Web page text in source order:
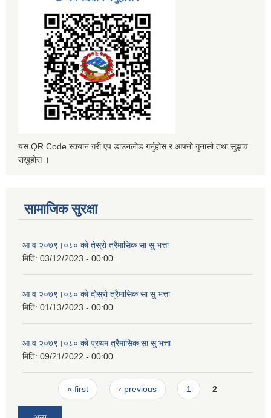
यस QR Code स्क्यान गरी एप डाउनलोड गर्नुहोस र आफ्नो गुनासो तथा सुझाव
राख्नुहोस ।
सामाजिक सुरक्षा
आ व २०७९।०८० को तेस्रो त्रैमासिक सा सु भत्ता
मिति: 03/12/2023 - 00:00
आ व २०७९।०८० को दाेस्रो त्रैमासिक सा सु भत्ता
मिति: 01/13/2023 - 00:00
आ व २०७९।०८० को प्रथम त्रैमासिक सा सु भत्ता
मिति: 09/21/2022 - 00:00
Pages« first ‹ previous 1 2